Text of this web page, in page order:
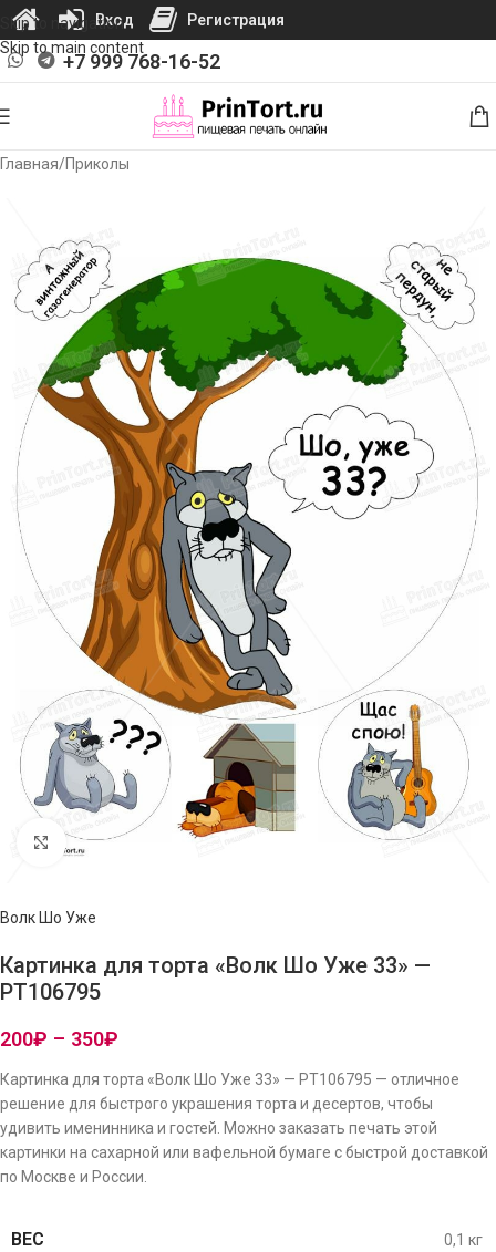
Skip to navigation
Skip to main content
+7 999 768-16-52
Главная/Приколы
Нажмите, чтобы увеличить изображение
Волк Шо Уже
Картинка для торта «Волк Шо Уже 33» —
PT106795
200₽ – 350₽
Картинка для торта «Волк Шо Уже 33» — PT106795 — отличное
решение для быстрого украшения торта и десертов, чтобы
удивить именинника и гостей. Можно заказать печать этой
картинки на сахарной или вафельной бумаге с быстрой доставкой
по Москве и России.
ВЕС 0,1 кг
Вход Регистрация